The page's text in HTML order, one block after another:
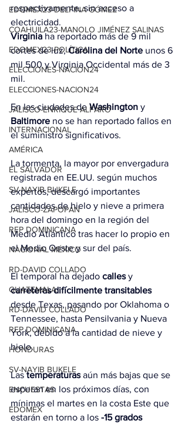
EDOMEX23-DELFINA GÓMEZ
COAHUILA23-MANOLO JIMÉNEZ SALINAS
EDOMEX23-POLÍTICA
ELECCIONES-NACION24
ELECCIONES-NACION24
JALISCO-ENRIQUE ALFARO
INTERNACIONAL
AMÉRICA
EL SALVADOR
SV-NAYIB BUKELE
JALISCO-ZAPOPAN
REP DOMINICANA
NACIONAL MÉXICO
RD-DAVID COLLADO
GUATEMALA
RD-DAVID COLLADO
REP DOMINICANA
HONDURAS
SV-NAYIB BUKELE
ENCUESTAS
EDOMEX
respectivamente, sin acceso a
electricidad.
Virginia ha reportado más de 9 mil
cortes de luz, Carolina del Norte unos 6
mil 500 y Virginia Occidental más de 3
mil.
En las ciudades de Washington y
Baltimore no se han reportado fallos en
el suministro significativos.
La tormenta, la mayor por envergadura
registrada en EE.UU. según muchos
expertos, descargó importantes
cantidades de hielo y nieve a primera
hora del domingo en la región del
Medio Atlántico tras hacer lo propio en
el Medio Oeste y sur del país.
El temporal ha dejado calles y
carreteras difícilmente transitables
desde Texas, pasando por Oklahoma o
Tennessee, hasta Pensilvania y Nueva
York, debido a la cantidad de nieve y
hielo.
Las temperaturas aún más bajas que se
esperan en los próximos días, con
mínimas el martes en la costa Este que
estarán en torno a los -15 grados